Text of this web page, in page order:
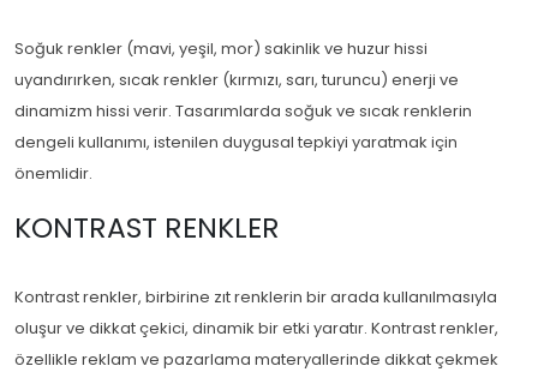
Soğuk renkler (mavi, yeşil, mor) sakinlik ve huzur hissi
uyandırırken, sıcak renkler (kırmızı, sarı, turuncu) enerji ve
dinamizm hissi verir. Tasarımlarda soğuk ve sıcak renklerin
dengeli kullanımı, istenilen duygusal tepkiyi yaratmak için
önemlidir.
KONTRAST RENKLER
Kontrast renkler, birbirine zıt renklerin bir arada kullanılmasıyla
oluşur ve dikkat çekici, dinamik bir etki yaratır. Kontrast renkler,
özellikle reklam ve pazarlama materyallerinde dikkat çekmek